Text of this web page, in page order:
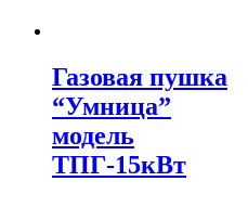
Газовая пушка
“Умница”
модель
ТПГ-15кВт